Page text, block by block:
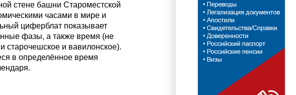
стене башни Староместской
часами в мире и
циферблат показывает
фазы, а также время (не
старочешское и вавилонское).
в определённое время